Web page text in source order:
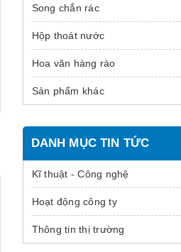
Song chắn rác
Hộp thoát nước
Hoa văn hàng rào
Sản phẩm khác
DANH MỤC TIN TỨC
Kĩ thuật - Công nghệ
Hoạt động công ty
Thông tin thị trường